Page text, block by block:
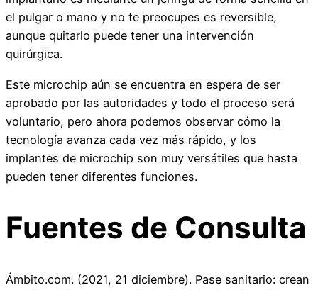
el pulgar o mano y no te preocupes es reversible,
aunque quitarlo puede tener una intervención
quirúrgica.
Este microchip aún se encuentra en espera de ser
aprobado por las autoridades y todo el proceso será
voluntario, pero ahora podemos observar cómo la
tecnología avanza cada vez más rápido, y los
implantes de microchip son muy versátiles que hasta
pueden tener diferentes funciones.
Fuentes de Consulta
Ámbito.com. (2021, 21 diciembre). Pase sanitario: crean